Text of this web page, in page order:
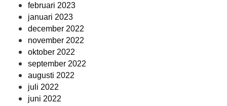
februari 2023
januari 2023
december 2022
november 2022
oktober 2022
september 2022
augusti 2022
juli 2022
juni 2022